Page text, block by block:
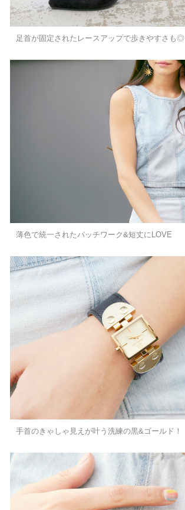
足首が固定されたレースアップで歩きやすさも◎
薄色で統一されたパッチワーク&短丈にLOVE
手首のきゃしゃ見えが叶う洗練の黒&ゴールド！